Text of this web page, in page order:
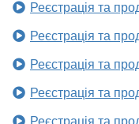
Реєстрація та
Реєстрація та
Реєстрація та
Реєстрація та